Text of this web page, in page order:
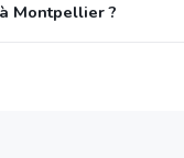
Montpellier ?